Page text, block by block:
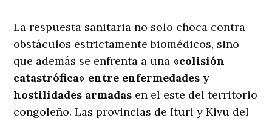
La respuesta sanitaria no solo choca contra
obstáculos estrictamente biomédicos, sino
que además se enfrenta a una «colisión
catastrófica» entre enfermedades y
hostilidades armadas en el este del territorio
congoleño. Las provincias de Ituri y Kivu del